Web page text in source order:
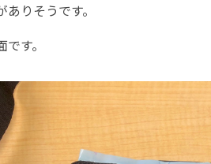
りそうです。
す。